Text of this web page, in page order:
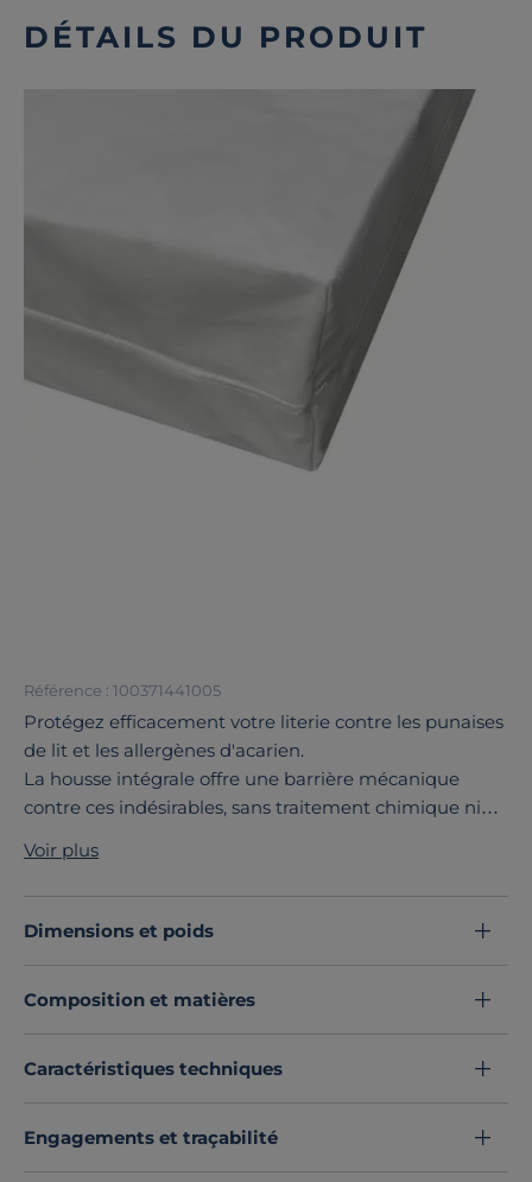
DÉTAILS DU PRODUIT
Référence : 100371441005
Protégez efficacement votre literie contre les punaises
de lit et les allergènes d'acarien.
La housse intégrale offre une barrière mécanique
contre ces indésirables, sans traitement chimique ni
intissé très serré.
Doux et respirant, le tissu de la housse reste
performant même après des lavages répétés à 60°.
Voir plus
Dimensions et poids
Composition et matières
Caractéristiques techniques
Engagements et traçabilité